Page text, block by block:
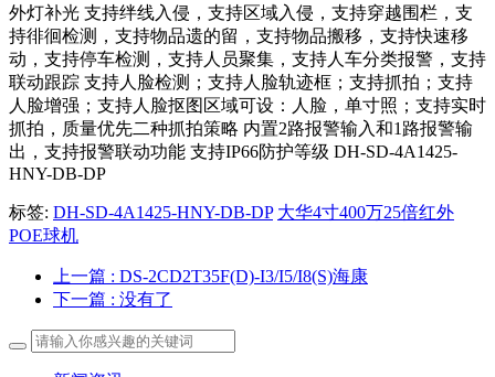
外灯补光 支持绊线入侵，支持区域入侵，支持穿越围栏，支
持徘徊检测，支持物品遗的留，支持物品搬移，支持快速移
动，支持停车检测，支持人员聚集，支持人车分类报警，支持
联动跟踪 支持人脸检测；支持人脸轨迹框；支持抓拍；支持
人脸增强；支持人脸抠图区域可设：人脸，单寸照；支持实时
抓拍，质量优先二种抓拍策略 内置2路报警输入和1路报警输
出，支持报警联动功能 支持IP66防护等级 DH-SD-4A1425-
HNY-DB-DP
标签: DH-SD-4A1425-HNY-DB-DP 大华4寸400万25倍红外
POE球机
上一篇 : DS-2CD2T35F(D)-I3/I5/I8(S)海康
下一篇 : 没有了